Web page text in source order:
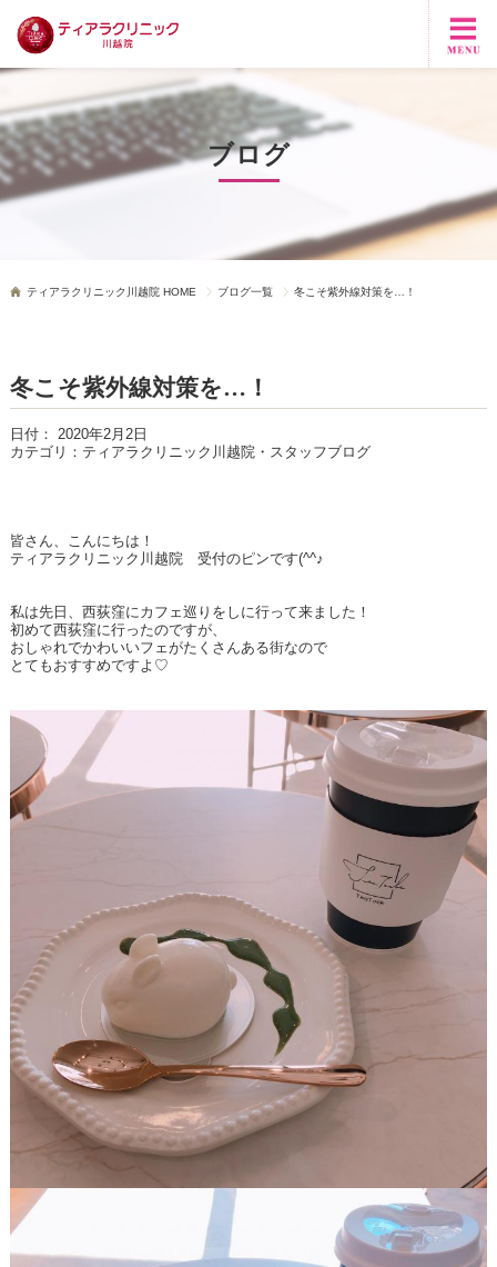
ブログ
ティアラクリニック川越院 HOME ブログ一覧 冬こそ紫外線対策を…！
冬こそ紫外線対策を…！
日付： 2020年2月2日
カテゴリ： ティアラクリニック川越院・スタッフブログ
皆さん、こんにちは！
ティアラクリニック川越院 受付のピンです(^^♪
私は先日、西荻窪にカフェ巡りをしに行って来ました！
初めて西荻窪に行ったのですが、
おしゃれでかわいいフェがたくさんある街なので
とてもおすすめですよ♡